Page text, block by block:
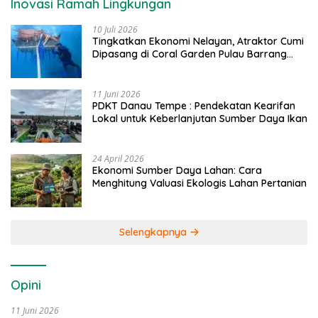
Inovasi Ramah Lingkungan
10 Juli 2026
Tingkatkan Ekonomi Nelayan, Atraktor Cumi
Dipasang di Coral Garden Pulau Barrang
11 Juni 2026
PDKT Danau Tempe : Pendekatan Kearifan
Lokal untuk Keberlanjutan Sumber Daya Ikan
24 April 2026
Ekonomi Sumber Daya Lahan: Cara
Menghitung Valuasi Ekologis Lahan Pertanian
Selengkapnya
Opini
11 Juni 2026